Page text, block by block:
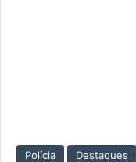
Polícia Destaques